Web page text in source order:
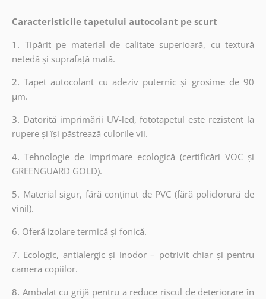
Caracteristicile tapetului autocolant pe scurt
1. Tipărit pe material de calitate superioară, cu textură
netedă și suprafață mată.
2.Tapet autocolant cu adeziv puternic și grosime de 90
µm.
3. Datorită imprimării UV-led, fototapetul este rezistent la
rupere și își păstrează culorile vii.
4. Tehnologie de imprimare ecologică (certificări VOC și
GREENGUARD GOLD).
5. Material sigur, fără conținut de PVC (fără policlorură de
vinil).
6. Oferă izolare termică și fonică.
7. Ecologic, antialergic și inodor – potrivit chiar și pentru
camera copiilor.
8. Ambalat cu grijă pentru a reduce riscul de deteriorare în